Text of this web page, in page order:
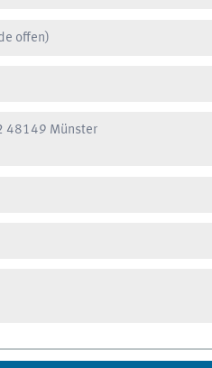
offen)
48149 Münster